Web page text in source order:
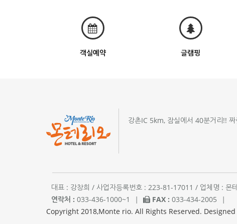
객실예약 글램핑
강촌IC 5km, 잠실에서 40분거리!!
대표 : 강창희 / 사업자등록번호 : 223-81-17011 / 업체명 : 몬
연락처 : 033-436-1000~1 | FAX : 033-434-2005
|
Copyright 2018,Monte rio. All Rights Reserved.